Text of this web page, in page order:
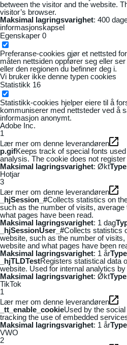
between the visitor and the website.
visitor’s browser.
Maksimal lagringsvarighet: 400
informasjonskapsel
Egenskaper 0
Preferanse-cookies gjør et nettsted
måten nettsiden oppfører seg eller
eller den regionen du befinner deg i.
Vi bruker ikke denne typen cookies
Statistikk 16
Statistikk-cookies hjelper eiere til å
kommuniserer med nettsteder ved å
informasjon anonymt.
Adobe Inc.
1
Lær mer om denne leverandøren
p.gifKeeps track of special fonts
analysis. The cookie does not
Maksimal lagringsvarighet: ØktType
Hotjar
3
Lær mer om denne leverandøren
_hjSession_#Collects statistics on
such as the number of visits,
what pages have been read.
Maksimal lagringsvarighet: 1 dag
_hjSessionUser_#Collects statistics
website, such as the number of
website and what pages have been
Maksimal lagringsvarighet: 1 årType
_hjTLDTestRegisters statistical data
website. Used for internal analytics
Maksimal lagringsvarighet: ØktType
TikTok
1
Lær mer om denne leverandøren
_tt_enable_cookieUsed by the
tracking the use of embedded
Maksimal lagringsvarighet: 1 årType
VWO
2